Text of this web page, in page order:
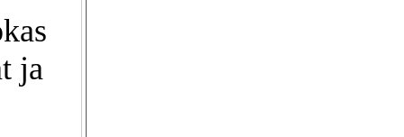
ja